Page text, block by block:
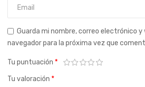
Guarda mi nombre, correo electrónico y
navegador para la próxima vez que
Tu puntuación *
Tu valoración *